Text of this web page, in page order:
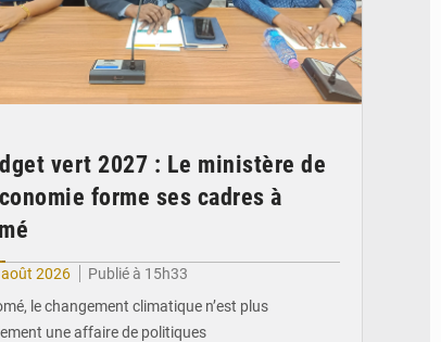
vert 2027 : Le ministère de
forme ses cadres à
août 2026
Publié à 15h33
le changement climatique n’est plus
une affaire de politiques